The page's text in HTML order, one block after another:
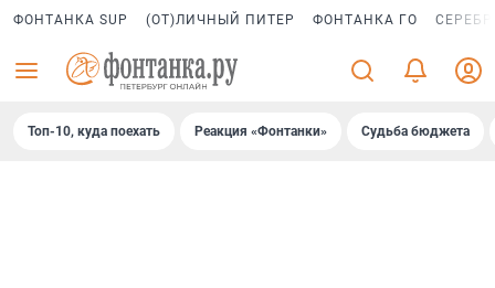
ФОНТАНКА SUP (ОТ)ЛИЧНЫЙ ПИТЕР ФОНТАНКА ГО
Топ-10, куда поехать Реакция «Фонтанки» Судьба бюджета